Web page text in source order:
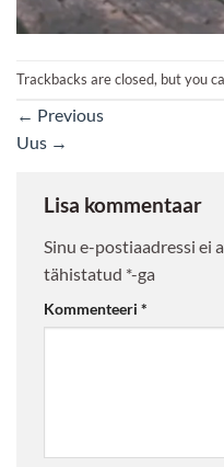
Trackbacks are closed, but you
← Previous
Uus →
Lisa kommentaar
Sinu e-postiaadressi ei
tähistatud *-ga
Kommenteeri *